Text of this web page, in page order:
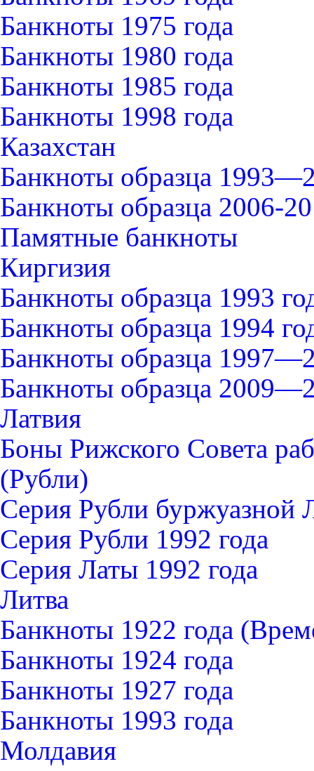
Банкноты 1975 года
Банкноты 1980 года
Банкноты 1985 года
Банкноты 1998 года
Казахстан
Банкноты образца
Банкноты образца 2006-
Памятные банкноты
Киргизия
Банкноты образца 1993
Банкноты образца 1994
Банкноты образца
Банкноты образца
Латвия
Боны Рижского Совета
(Рубли)
Серия Рубли буржуазной
Серия Рубли 1992 года
Серия Латы 1992 года
Литва
Банкноты 1922 года
Банкноты 1924 года
Банкноты 1927 года
Банкноты 1993 года
Молдавия